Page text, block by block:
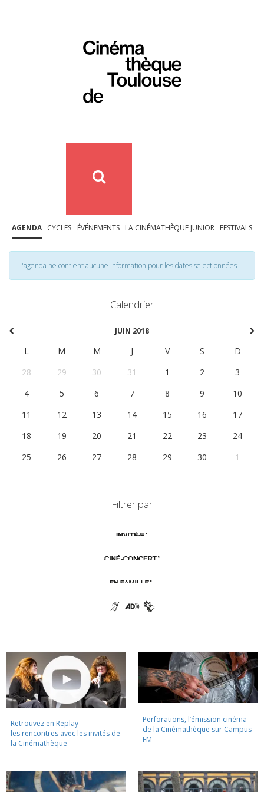
AGENDA CYCLES ÉVÉNEMENTS LA CINÉMATHÈQUE JUNIOR FESTIVALS
L'agenda ne contient aucune information pour les dates selectionnées
Calendrier
JUIN 2018
L M M J V S
D
28
29 30 31 1 2
3
4
5 6 7 8 9
10
11
12 13 14 15 16
17
18
19 20 21 22 23
24
25
26 27 28 29 30 1
Filtrer par
Retrouvez en Replay
les rencontres avec les invités de
la Cinémathèque
Perforations, l’émission cinéma
de la Cinémathèque sur Campus
FM